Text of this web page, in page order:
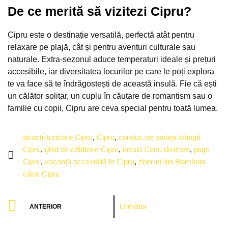
De ce merită să vizitezi Cipru?
Cipru este o destinație versatilă, perfectă atât pentru
relaxare pe plajă, cât și pentru aventuri culturale sau
naturale. Extra-sezonul aduce temperaturi ideale și prețuri
accesibile, iar diversitatea locurilor pe care le poți explora
te va face să te îndrăgostești de această insulă. Fie că ești
un călător solitar, un cuplu în căutare de romantism sau o
familie cu copii, Cipru are ceva special pentru toată lumea.
atracții turistice Cipru, Cipru, condus pe partea stângă
Cipru, ghid de călătorie Cipru, insula Cipru divizare, plaje
Cipru, vacanță accesibilă în Cipru, zboruri din România
către Cipru
ANTERIOR Următor